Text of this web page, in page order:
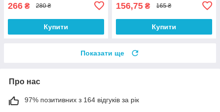
266 ₴ 280 ₴
Купити
156,75 ₴ 165 ₴
Купити
Показати ще
Про нас
97% позитивних з 164 відгуків за рік